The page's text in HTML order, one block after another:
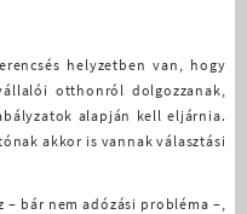
helyzetben van, hogy
otthonról dolgozzanak,
alapján kell eljárnia.
akkor is vannak választási
bár nem adózási probléma –,